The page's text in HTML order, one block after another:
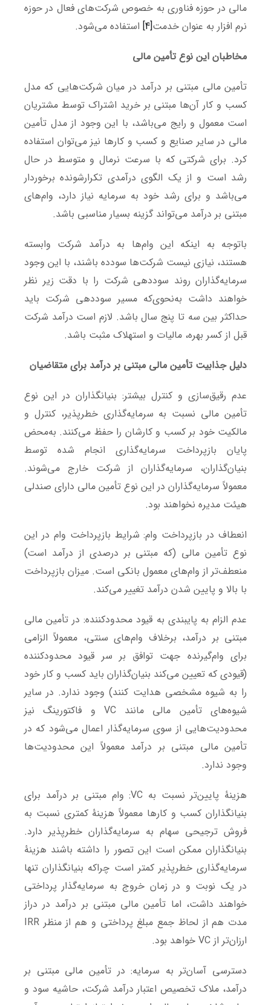
مالی در حوزه فناوری به خصوص شرکت‌های فعال در حوزه
نرم افزار به عنوان خدمت[4]
استفاده می‌شود.
مخاطبان این نوع تأمین مالی
تأمین مالی مبتنی بر درآمد در میان شرکت‌هایی که مدل
کسب و کار آن‌ها مبتنی بر خرید اشتراک توسط مشتریان
است معمول و رایج می‌باشد، با این وجود از مدل تأمین
مالی در سایر صنایع و کسب و کارها نیز می‌توان استفاده
کرد. برای شرکتی که با سرعت نرمال و متوسط در حال
رشد است و از یک الگوی درآمدی تکرارشونده برخوردار
می‌باشد و برای رشد خود به سرمایه نیاز دارد، وام‌های
مبتنی بر درآمد می‌تواند گزینه بسیار مناسبی باشد.
باتوجه به اینکه این وام‌ها به درآمد شرکت وابسته
هستند، نیازی نیست شرکت‌ها سودده باشند، با این وجود
سرمایه‌گذاران روند سوددهی شرکت را با دقت زیر نظر
خواهند داشت به‌نحوی‌که مسیر سوددهی شرکت باید
حداکثر بین سه تا پنج سال باشد. لازم است درآمد شرکت
قبل از کسر بهره، مالیات و استهلاک مثبت باشد.
دلیل جذابیت تأمین مالی مبتنی بر درآمد برای متقاضیان
عدم رقیق‌سازی و کنترل بیشتر: بنیانگذاران در این نوع
تأمین مالی نسبت به سرمایه‌گذاری خطرپذیر، کنترل و
مالکیت خود بر کسب و کارشان را حفظ می‌کنند. به‌محض
پایان بازپرداخت سرمایه‌گذاری انجام شده توسط
بنیان‌گذاران، سرمایه‌گذاران از شرکت خارج می‌شوند.
معمولاً سرمایه‌گذاران در این نوع تأمین مالی دارای صندلی
هیئت مدیره نخواهند بود.
انعطاف در بازپرداخت وام: شرایط بازپرداخت وام در این
نوع تأمین مالی (که مبتنی بر درصدی از درآمد است)
منعطف‌تر از وام‌های معمول بانکی است. میزان بازپرداخت‌
با بالا و پایین شدن درآمد تغییر می‌کند.
عدم الزام به پایبندی به قیود محدودکننده: در تأمین مالی
مبتنی بر درآمد، برخلاف وام‌های سنتی، معمولاً الزامی
برای وام‌گیرنده جهت توافق بر سر قیود محدودکننده
(قیودی که تعیین می‌کند بنیان‌گذاران باید کسب و کار خود
را به شیوه مشخصی هدایت کنند) وجود ندارد. در سایر
شیوه‌های تأمین مالی مانند VC و فاکتورینگ نیز
محدودیت‌هایی از سوی سرمایه‌گذار اعمال می‌شود که در
تأمین مالی مبتنی بر درآمد معمولاً این محدودیت‌ها
وجود ندارد.
هزینۀ پایین‌تر نسبت به VC: وام مبتنی بر درآمد برای
بنیانگذاران کسب و کارها معمولاً هزینۀ کمتری نسبت به
فروش ترجیحی سهام به سرمایه‌گذاران خطرپذیر دارد.
بنیانگذاران ممکن است این تصور را داشته باشند هزینۀ
سرمایه‌گذاری خطرپذیر کمتر است چراکه بنیانگذاران تنها
در یک نوبت و در زمان خروج به سرمایه‌گذار پرداختی
خواهند داشت، اما تأمین مالی مبتنی بر درآمد در دراز
مدت هم از لحاظ جمع مبلغ پرداختی و هم از منظر IRR
ارزان‌تر از VC خواهد بود.
دسترسی آسان‌تر به سرمایه: در تأمین مالی مبتنی بر
درآمد، ملاک تخصیص اعتبار درآمد شرکت، حاشیه سود و